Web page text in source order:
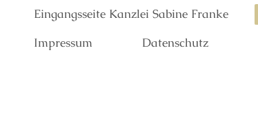
Eingangsseite Kanzlei Sabine Franke
Impressum
Datenschutz